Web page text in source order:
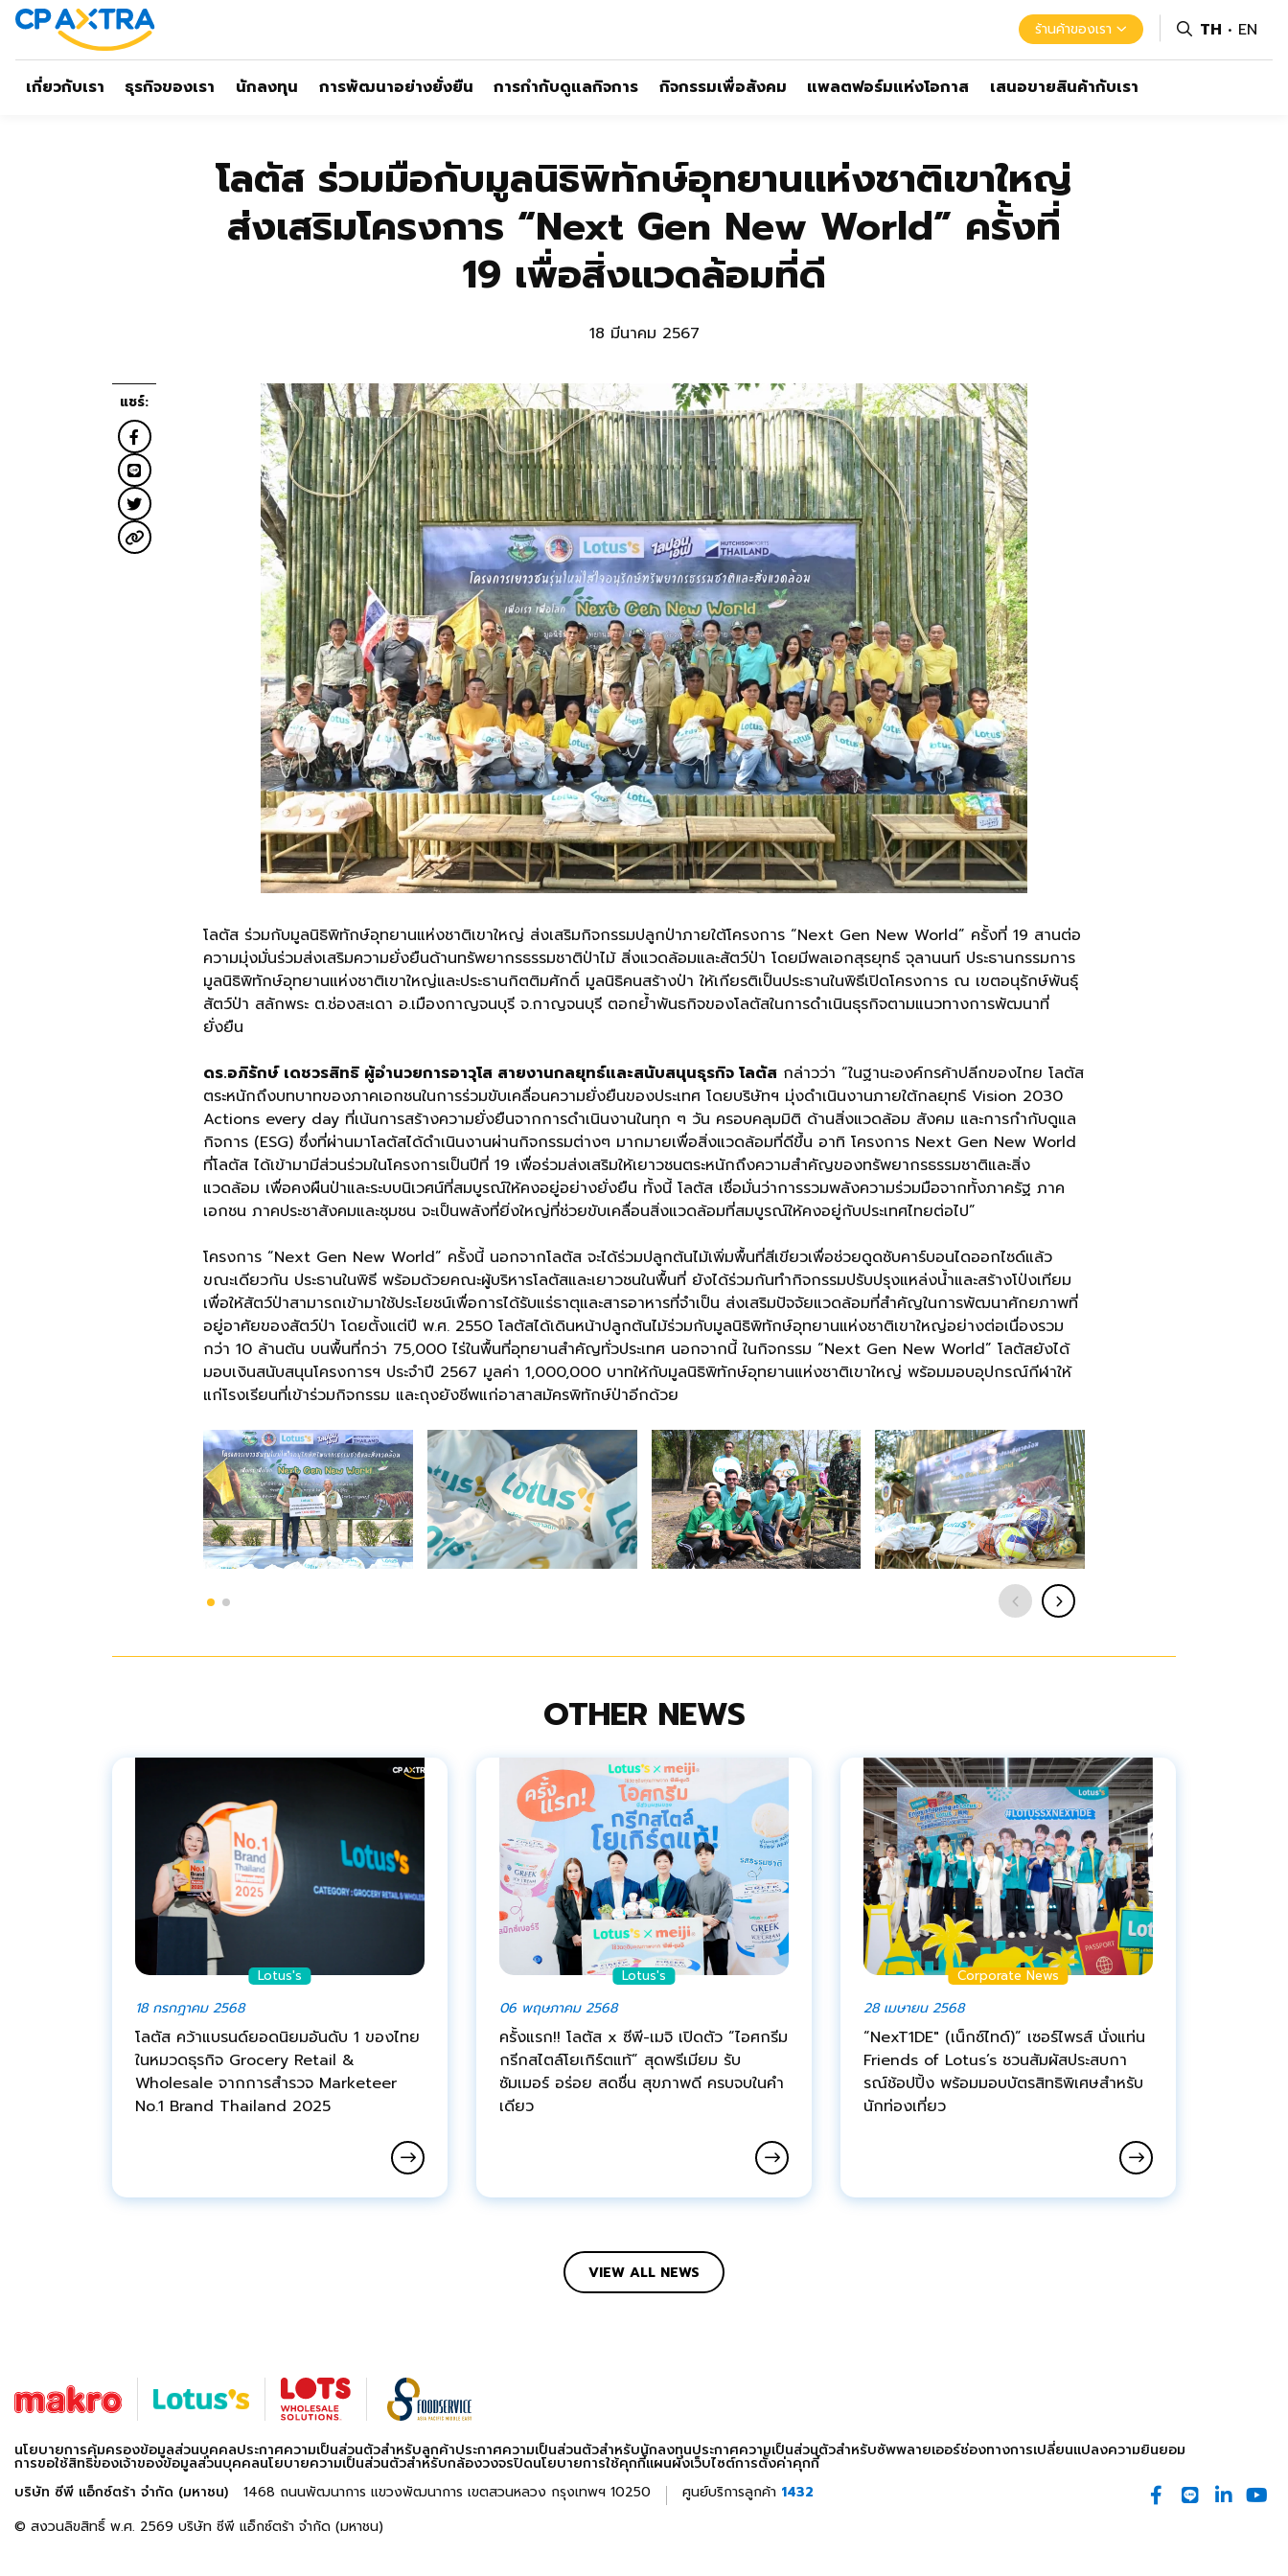
เกี่ยวกับเรา ธุรกิจของเรา นักลงทุน การพัฒนาอย่างยั่งยืน การกำกับดูแลกิจการ กิจกรรมเพื่อสังคม แพลตฟอร์มแห่งโอกาส เสนอขายสินค้ากับเรา
ร้านค้าของเรา TH EN
โลตัส ร่วมมือกับมูลนิธิพิทักษ์อุทยานแห่งชาติเขาใหญ่
ส่งเสริมโครงการ “Next Gen New World” ครั้งที่
19 เพื่อสิ่งแวดล้อมที่ดี
18 มีนาคม 2567
โลตัส ร่วมกับมูลนิธิพิทักษ์อุทยานแห่งชาติเขาใหญ่ ส่งเสริมกิจกรรมปลูกป่าภายใต้โครงการ “Next Gen New World” ครั้งที่ 19 สานต่อ
ความมุ่งมั่นร่วมส่งเสริมความยั่งยืนด้านทรัพยากรธรรมชาติป่าไม้ สิ่งแวดล้อมและสัตว์ป่า โดยมีพลเอกสุรยุทธ์ จุลานนท์ ประธานกรรมการ
มูลนิธิพิทักษ์อุทยานแห่งชาติเขาใหญ่และประธานกิตติมศักดิ์ มูลนิธิคนสร้างป่า ให้เกียรติเป็นประธานในพิธีเปิดโครงการ ณ เขตอนุรักษ์พันธุ์
สัตว์ป่า สลักพระ ต.ช่องสะเดา อ.เมืองกาญจนบุรี จ.กาญจนบุรี ตอกย้ำพันธกิจของโลตัสในการดำเนินธุรกิจตามแนวทางการพัฒนาที่
ยั่งยืน
ดร.อภิรักษ์ เดชวรสิทธิ ผู้อำนวยการอาวุโส สายงานกลยุทธ์และสนับสนุนธุรกิจ โลตัส กล่าวว่า “ในฐานะองค์กรค้าปลีกของไทย โลตัส
ตระหนักถึงบทบาทของภาคเอกชนในการร่วมขับเคลื่อนความยั่งยืนของประเทศ โดยบริษัทฯ มุ่งดำเนินงานภายใต้กลยุทธ์ Vision 2030
Actions every day ที่เน้นการสร้างความยั่งยืนจากการดำเนินงานในทุก ๆ วัน ครอบคลุมมิติ ด้านสิ่งแวดล้อม สังคม และการกำกับดูแล
กิจการ (ESG) ซึ่งที่ผ่านมาโลตัสได้ดำเนินงานผ่านกิจกรรมต่างๆ มากมายเพื่อสิ่งแวดล้อมที่ดีขึ้น อาทิ โครงการ Next Gen New World
ที่โลตัส ได้เข้ามามีส่วนร่วมในโครงการเป็นปีที่ 19 เพื่อร่วมส่งเสริมให้เยาวชนตระหนักถึงความสำคัญของทรัพยากรธรรมชาติและสิ่ง
แวดล้อม เพื่อคงผืนป่าและระบบนิเวศน์ที่สมบูรณ์ให้คงอยู่อย่างยั่งยืน ทั้งนี้ โลตัส เชื่อมั่นว่าการรวมพลังความร่วมมือจากทั้งภาครัฐ ภาค
เอกชน ภาคประชาสังคมและชุมชน จะเป็นพลังที่ยิ่งใหญ่ที่ช่วยขับเคลื่อนสิ่งแวดล้อมที่สมบูรณ์ให้คงอยู่กับประเทศไทยต่อไป”
โครงการ “Next Gen New World” ครั้งนี้ นอกจากโลตัส จะได้ร่วมปลูกต้นไม้เพิ่มพื้นที่สีเขียวเพื่อช่วยดูดซับคาร์บอนไดออกไซด์แล้ว
ขณะเดียวกัน ประธานในพิธี พร้อมด้วยคณะผู้บริหารโลตัสและเยาวชนในพื้นที่ ยังได้ร่วมกันทำกิจกรรมปรับปรุงแหล่งน้ำและสร้างโป่งเทียม
เพื่อให้สัตว์ป่าสามารถเข้ามาใช้ประโยชน์เพื่อการได้รับแร่ธาตุและสารอาหารที่จำเป็น ส่งเสริมปัจจัยแวดล้อมที่สำคัญในการพัฒนาศักยภาพที่
อยู่อาศัยของสัตว์ป่า โดยตั้งแต่ปี พ.ศ. 2550 โลตัสได้เดินหน้าปลูกต้นไม้ร่วมกับมูลนิธิพิทักษ์อุทยานแห่งชาติเขาใหญ่อย่างต่อเนื่องรวม
กว่า 10 ล้านต้น บนพื้นที่กว่า 75,000 ไร่ในพื้นที่อุทยานสำคัญทั่วประเทศ นอกจากนี้ ในกิจกรรม “Next Gen New World” โลตัสยังได้
มอบเงินสนับสนุนโครงการฯ ประจำปี 2567 มูลค่า 1,000,000 บาทให้กับมูลนิธิพิทักษ์อุทยานแห่งชาติเขาใหญ่ พร้อมมอบอุปกรณ์กีฬาให้
แก่โรงเรียนที่เข้าร่วมกิจกรรม และถุงยังชีพแก่อาสาสมัครพิทักษ์ป่าอีกด้วย
แชร์:
OTHER NEWS
Lotus's
18 กรกฎาคม 2568
โลตัส คว้าแบรนด์ยอดนิยมอันดับ 1 ของไทย
ในหมวดธุรกิจ Grocery Retail &
Wholesale จากการสำรวจ Marketeer
No.1 Brand Thailand 2025
Lotus's
06 พฤษภาคม 2568
ครั้งแรก!! โลตัส x ซีพี-เมจิ เปิดตัว “ไอศกรีม
กรีกสไตล์โยเกิร์ตแท้” สุดพรีเมียม รับ
ซัมเมอร์ อร่อย สดชื่น สุขภาพดี ครบจบในคำ
เดียว
Corporate News
28 เมษายน 2568
“NexT1DE" (เน็กซ์ไทด์)” เซอร์ไพรส์ นั่งแท่น
Friends of Lotus’s ชวนสัมผัสประสบกา
รณ์ช้อปปิ้ง พร้อมมอบบัตรสิทธิพิเศษสำหรับ
นักท่องเที่ยว
VIEW ALL NEWS
นโยบายการคุ้มครองข้อมูลส่วนบุคคลประกาศความเป็นส่วนตัวสำหรับลูกค้าประกาศความเป็นส่วนตัวสำหรับนักลงทุนประกาศความเป็นส่วนตัวสำหรับซัพพลายเออร์ช่องทางการเปลี่ยนแปลงความยินยอม
การขอใช้สิทธิของเจ้าของข้อมูลส่วนบุคคลนโยบายความเป็นส่วนตัวสำหรับกล้องวงจรปิดนโยบายการใช้คุกกี้แผนผังเว็บไซต์การตั้งค่าคุกกี้
บริษัท ซีพี แอ็กซ์ตร้า จำกัด (มหาชน)
1468 ถนนพัฒนาการ แขวงพัฒนาการ เขตสวนหลวง กรุงเทพฯ 10250 ศูนย์บริการลูกค้า 1432
© สงวนลิขสิทธิ์ พ.ศ. 2569 บริษัท ซีพี แอ็กซ์ตร้า จำกัด (มหาชน)